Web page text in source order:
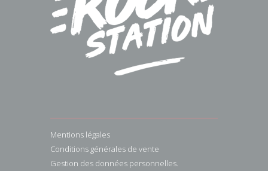
Mentions légales
Conditions générales de vente
Gestion des données personnelles.